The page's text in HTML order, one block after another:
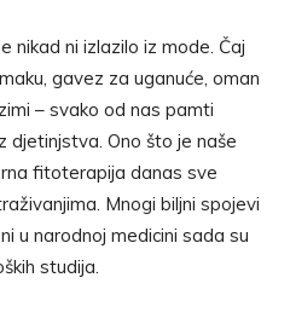
nikad ni izlazilo iz mode. Čaj
gavez za uganuće, oman
– svako od nas pamti
djetinjstva. Ono što je naše
fitoterapija danas sve
Mnogi biljni spojevi
u narodnoj medicini sada su
studija.